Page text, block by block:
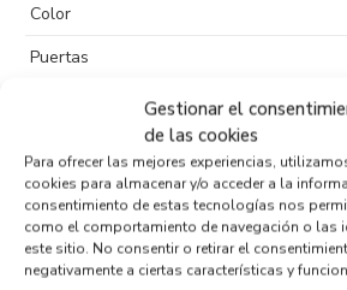
Gestionar el
de las cookies
Para ofrecer las mejores experiencias,
cookies para almacenar y/o acceder a la
consentimiento de estas tecnologías nos
como el comportamiento de navegación o las
este sitio. No consentir o retirar el
negativamente a ciertas características y
Color
Puertas
Código motor
Código cambio